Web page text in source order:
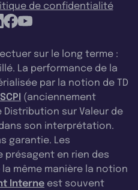
de confidentialité
sur le long terme :
La performance de la
par la notion de TD
(anciennement
Distribution sur Valeur de
son interprétation.
garantie. Les
présagent en rien des
même manière la notion
Interne est souvent